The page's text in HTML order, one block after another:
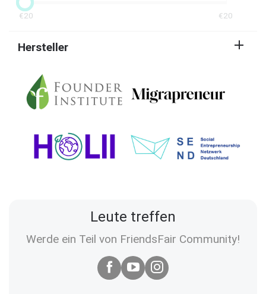
€20 €20
Hersteller
Leute treffen
Werde ein Teil von FriendsFair Community!